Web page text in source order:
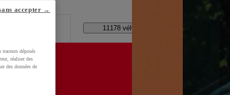
?
11178 véhicules disponibles
déposés
réaliser des
des données de
accepter →